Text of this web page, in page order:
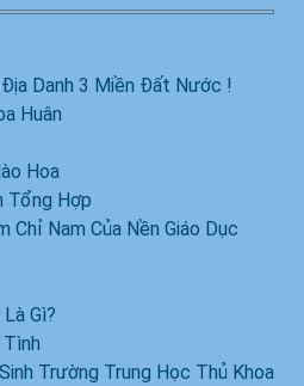
Danh 3 Miền Đất Nước !
Huân
Hoa
Tổng Hợp
Chỉ Nam Của Nền Giáo Dục
Gì?
Trường Trung Học Thủ Khoa